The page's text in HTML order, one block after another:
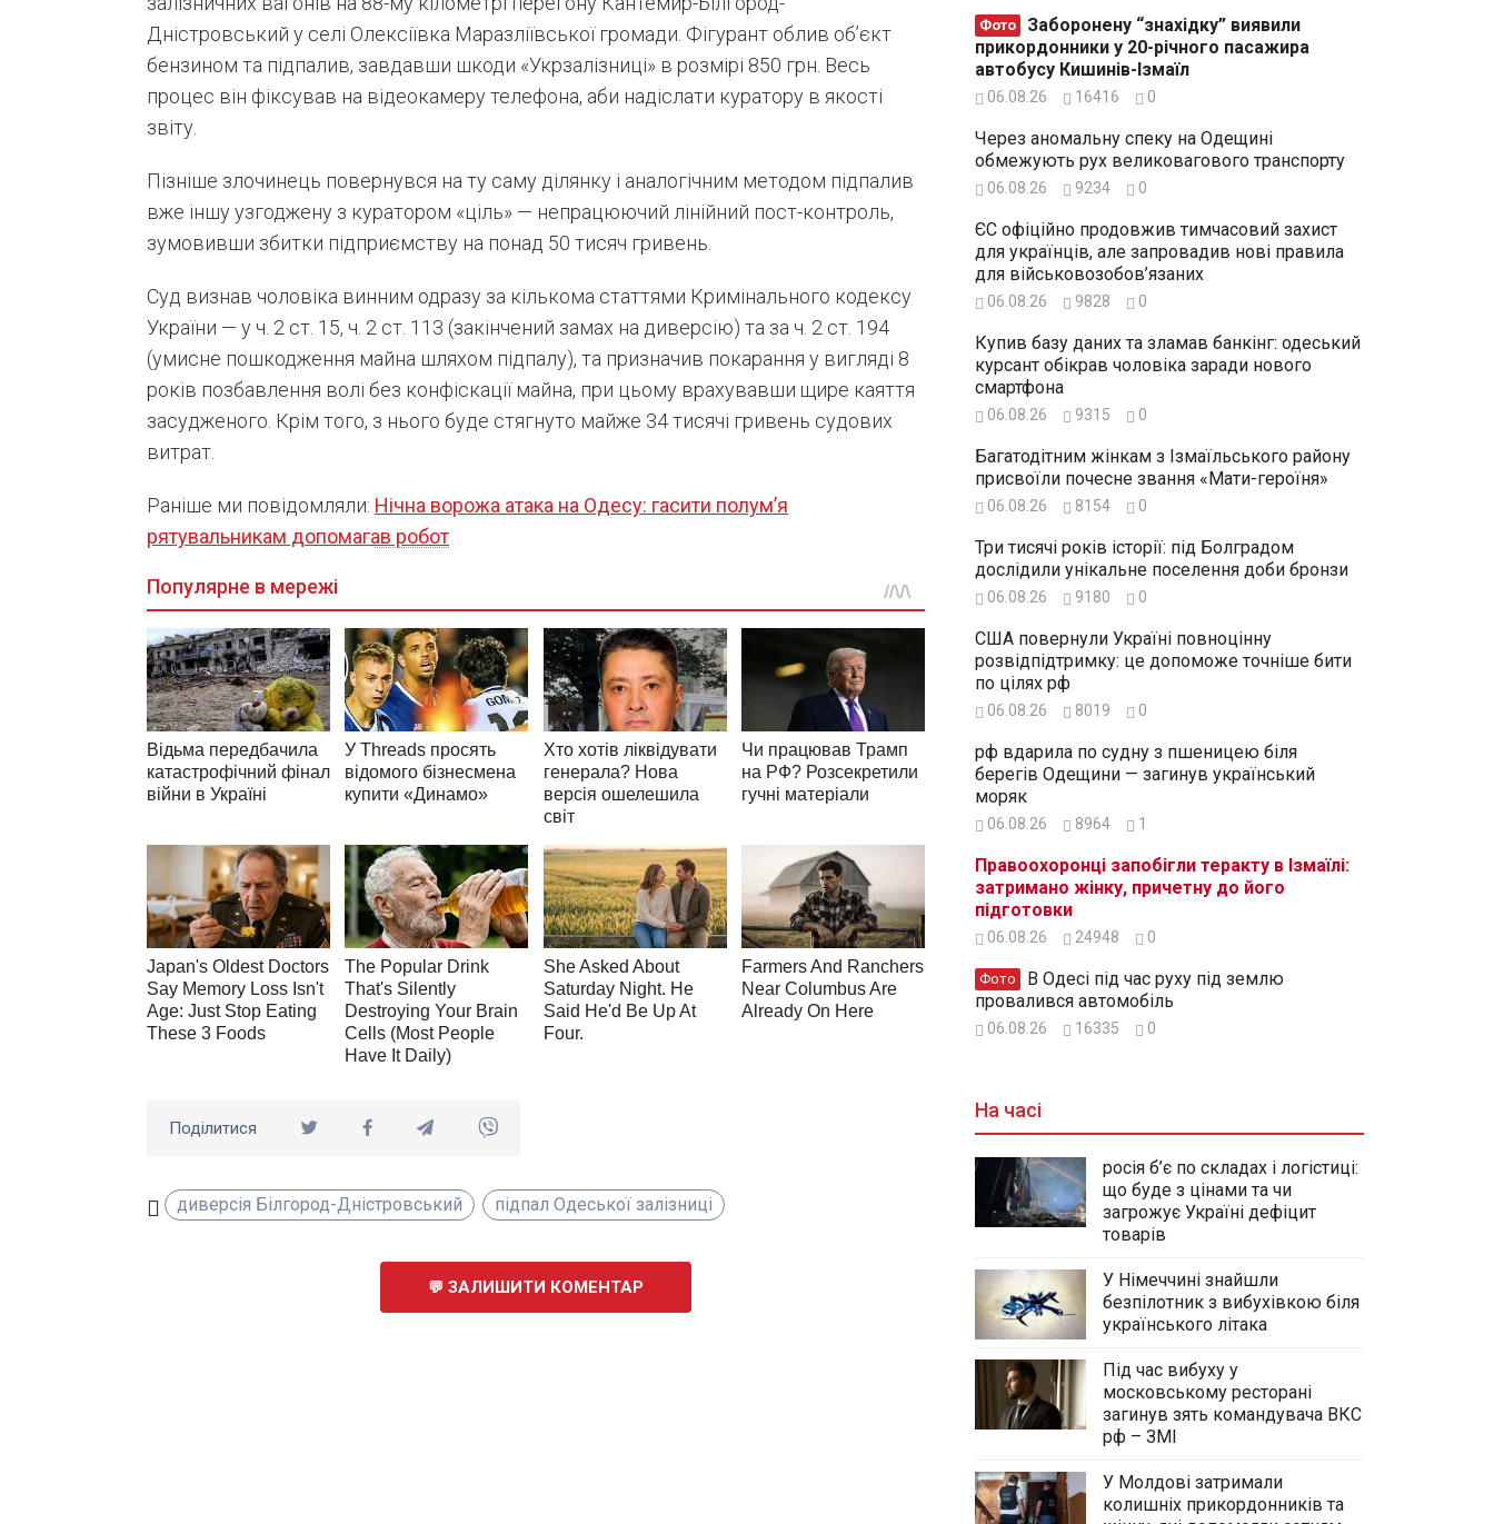
Дністровський у селі Олексіївка Маразліївської громади. Фігурант облив об’єкт
бензином та підпалив, завдавши шкоди «Укрзалізниці» в розмірі 850 грн. Весь
процес він фіксував на відеокамеру телефона, аби надіслати куратору в якості
звіту.
Пізніше злочинець повернувся на ту саму ділянку і аналогічним методом підпалив
вже іншу узгоджену з куратором «ціль» — непрацюючий лінійний пост-контроль,
зумовивши збитки підприємству на понад 50 тисяч гривень.
Суд визнав чоловіка винним одразу за кількома статтями Кримінального кодексу
України — у ч. 2 ст. 15, ч. 2 ст. 113 (закінчений замах на диверсію) та за ч. 2 ст. 194
(умисне пошкодження майна шляхом підпалу), та призначив покарання у вигляді 8
років позбавлення волі без конфіскації майна, при цьому врахувавши щире каяття
засудженого. Крім того, з нього буде стягнуто майже 34 тисячі гривень судових
витрат.
Раніше ми повідомляли: Нічна ворожа атака на Одесу: гасити полум’я
рятувальникам допомагав робот
Поділитися
диверсія Білгород-Дністровський підпал Одеської залізниці
ЗАЛИШИТИ КОМЕНТАР
Фото
прикордонники у 20-річного пасажира
автобусу Кишинів-Ізмаїл
06.08.26 16416 0
Через аномальну спеку на Одещині
обмежують рух великовагового транспорту
06.08.26 9234 0
ЄС офіційно продовжив тимчасовий захист
для українців, але запровадив нові правила
для військовозобов’язаних
06.08.26 9828 0
Купив базу даних та зламав банкінг: одеський
курсант обікрав чоловіка заради нового
смартфона
06.08.26 9315 0
Багатодітним жінкам з Ізмаїльського району
присвоїли почесне звання «Мати-героїня»
06.08.26 8154 0
Три тисячі років історії: під Болградом
дослідили унікальне поселення доби бронзи
06.08.26 9180 0
США повернули Україні повноцінну
розвідпідтримку: це допоможе точніше бити
по цілях рф
06.08.26 8019 0
рф вдарила по судну з пшеницею біля
берегів Одещини — загинув український
моряк
06.08.26 8964 1
Правоохоронці запобігли теракту в Ізмаїлі:
затримано жінку, причетну до його
підготовки
06.08.26 24948 0
Фото
провалився автомобіль
06.08.26 16335 0
На часі
росія б’є по складах і логістиці:
що буде з цінами та чи
загрожує Україні дефіцит
товарів
У Німеччині знайшли
безпілотник з вибухівкою біля
українського літака
Під час вибуху у
московському ресторані
загинув зять командувача ВКС
рф – ЗМІ
У Молдові затримали
колишніх прикордонників та